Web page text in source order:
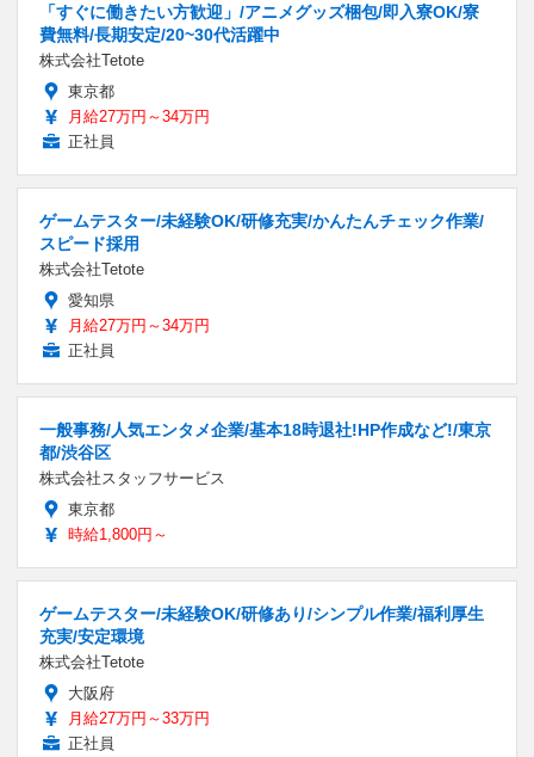
「すぐに働きたい方歓迎」/アニメグッズ梱包/即入寮OK/寮
費無料/長期安定/20~30代活躍中
株式会社Tetote
東京都
月給27万円～34万円
正社員
ゲームテスター/未経験OK/研修充実/かんたんチェック作業/
スピード採用
株式会社Tetote
愛知県
月給27万円～34万円
正社員
一般事務/人気エンタメ企業/基本18時退社!HP作成など!/東京
都/渋谷区
株式会社スタッフサービス
東京都
時給1,800円～
ゲームテスター/未経験OK/研修あり/シンプル作業/福利厚生
充実/安定環境
株式会社Tetote
大阪府
月給27万円～33万円
正社員